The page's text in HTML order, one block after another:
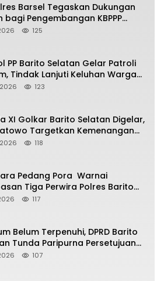
Barsel Tegaskan Dukungan
bagi Pengembangan KBPPP
Tengah
125
PP Barito Selatan Gelar Patroli
Tindak Lanjuti Keluhan Warga
Liar dan Remaja Nongkrong
123
XI Golkar Barito Selatan Digelar,
Targetkan Kemenangan
pada Pemilu Mendatang
118
Pedang Pora Warnai
Tiga Perwira Polres Barito
Masuki Masa Pensiun
117
Belum Terpenuhi, DPRD Barito
Tunda Paripurna Persetujuan
Pertanggungjawaban APBD
107